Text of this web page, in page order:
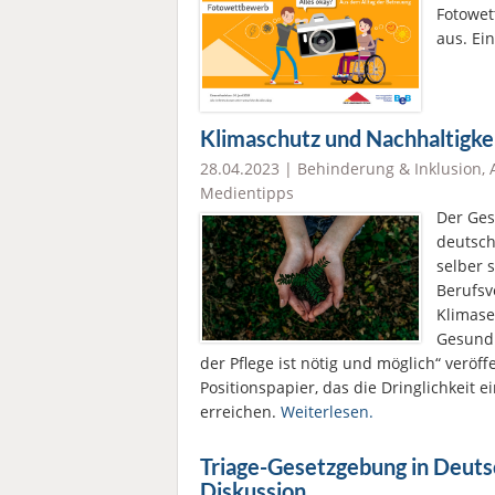
aus.
Klimaschutz und
28.04.2023 | Behinderung & Inklusion,
Medientipps
Der
selber
der Pflege ist nötig und möglich“
Positionspapier, das die Dringlichkeit
erreichen. Weiterlesen.
Triage-Gesetzgebung in